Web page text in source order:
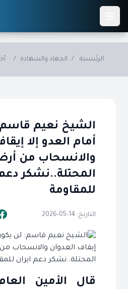
Skip to main content
الرئيسية / الجهاد والشهادة /
الشيخ نعيم
أمام العدو إلا
والانسحاب من
المحتلة..نشكر دعم
للمقاومة
التاريخ: 14-05-2026
قال الأمين